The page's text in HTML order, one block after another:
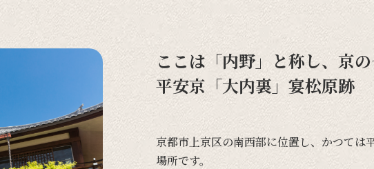
ここは「内野」と称し、京の
平安京「大内裏」宴松原跡
京都市上京区の南西部に位置し、 かつては
場所です。